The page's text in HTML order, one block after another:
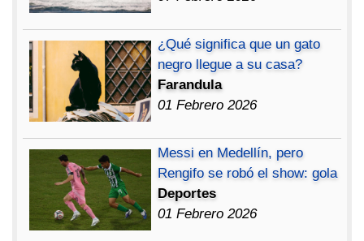
¿Qué significa que un gato
negro llegue a su casa?
Farandula
01 Febrero 2026
Messi en Medellín, pero
Rengifo se robó el show: gola
Deportes
01 Febrero 2026